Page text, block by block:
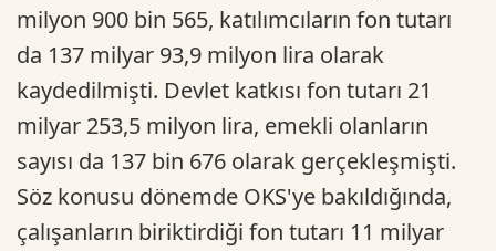
milyon 900 bin 565, katılımcıların fon tutarı
da 137 milyar 93,9 milyon lira olarak
kaydedilmişti. Devlet katkısı fon tutarı 21
milyar 253,5 milyon lira, emekli olanların
sayısı da 137 bin 676 olarak gerçekleşmişti.
Söz konusu dönemde OKS'ye bakıldığında,
çalışanların biriktirdiği fon tutarı 11 milyar